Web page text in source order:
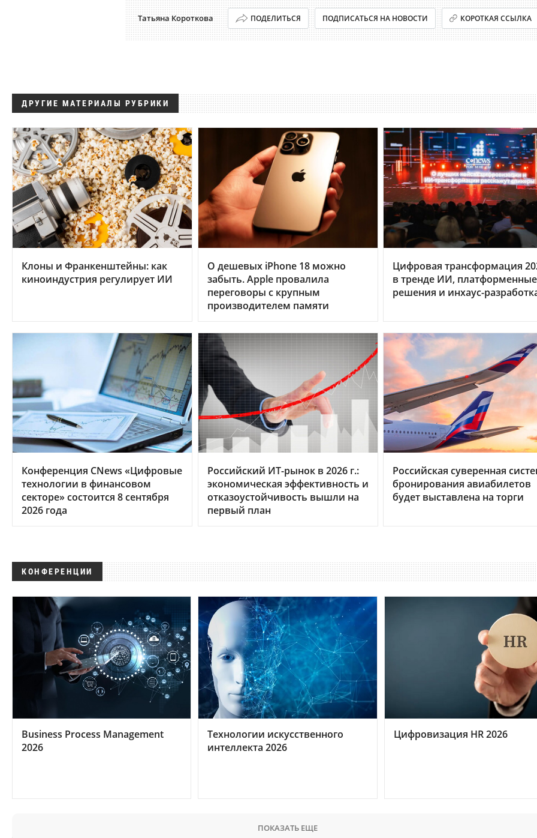
Татьяна Короткова ПОДЕЛИТЬСЯ ПОДПИСАТЬСЯ НА НОВОСТИ КОРОТКАЯ ССЫЛКА
ДРУГИЕ МАТЕРИАЛЫ РУБРИКИ
Клоны и Франкенштейны: как
киноиндустрия регулирует ИИ
О дешевых iPhone 18 можно
забыть. Apple провалила
переговоры с крупным
производителем памяти
Цифровая трансформация
в тренде ИИ, платформенные
решения и инхаус-
Конференция CNews «Цифровые
технологии в финансовом
секторе» состоится 8 сентября
2026 года
Российский ИТ-рынок в 2026 г.:
экономическая эффективность и
отказоустойчивость вышли на
первый план
Российская суверенная
бронирования авиабилетов
будет выставлена на торги
КОНФЕРЕНЦИИ
Business Process Management
2026
Технологии искусственного
интеллекта 2026
Цифровизация HR 2026
ПОКАЗАТЬ ЕЩЕ